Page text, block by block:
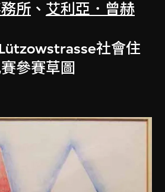
所 、 艾利亞．曾赫
社會住
參賽草圖